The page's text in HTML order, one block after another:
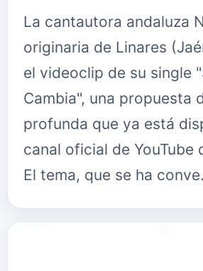
La cantautora andaluza
originaria de Linares
el videoclip de su single
Cambia", una propuesta
profunda que ya está
canal oficial de YouTube
El tema, que se ha